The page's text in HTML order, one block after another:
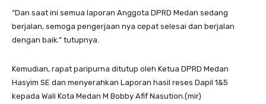
“Dan saat ini semua laporan Anggota DPRD Medan sedang
berjalan, semoga pengerjaan nya cepat selesai dan berjalan
dengan baik.” tutupnya.
Kemudian, rapat paripurna ditutup oleh Ketua DPRD Medan
Hasyim SE dan menyerahkan Laporan hasil reses Dapil 1&5
kepada Wali Kota Medan M Bobby Afif Nasution.(mir)